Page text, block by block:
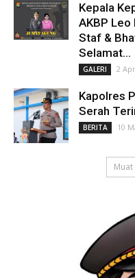
Kepala
AKBP Leo
Staf &
Selamat...
GALERI 2
Kapolres
Serah
BERITA 10